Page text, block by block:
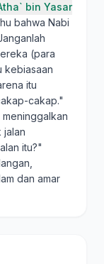
bin Yasar
bahwa Nabi
(para
kebiasaan
itu
cakap."
jalan
itu?"
dan amar